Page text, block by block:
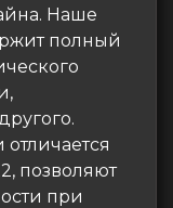
Наше
полный
позволяют
при